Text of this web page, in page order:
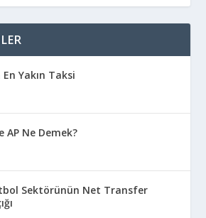
Yakın Taksi
AP Ne Demek?
Sektörünün Net Transfer